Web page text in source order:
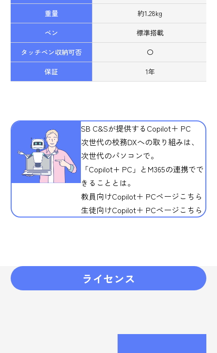
重量
約1.28kg
ペン
標準搭載
タッチペン収納可否
〇
保証
1年
SB C&Sが提供するCopilot＋ PC
次世代の校務DXへの取り組みは、
次世代のパソコンで。
「Copilot+ PC」とM365の連携でで
きることとは。
教員向けCopilot＋ PCページこちら
生徒向けCopilot＋ PCページこちら
ライセンス